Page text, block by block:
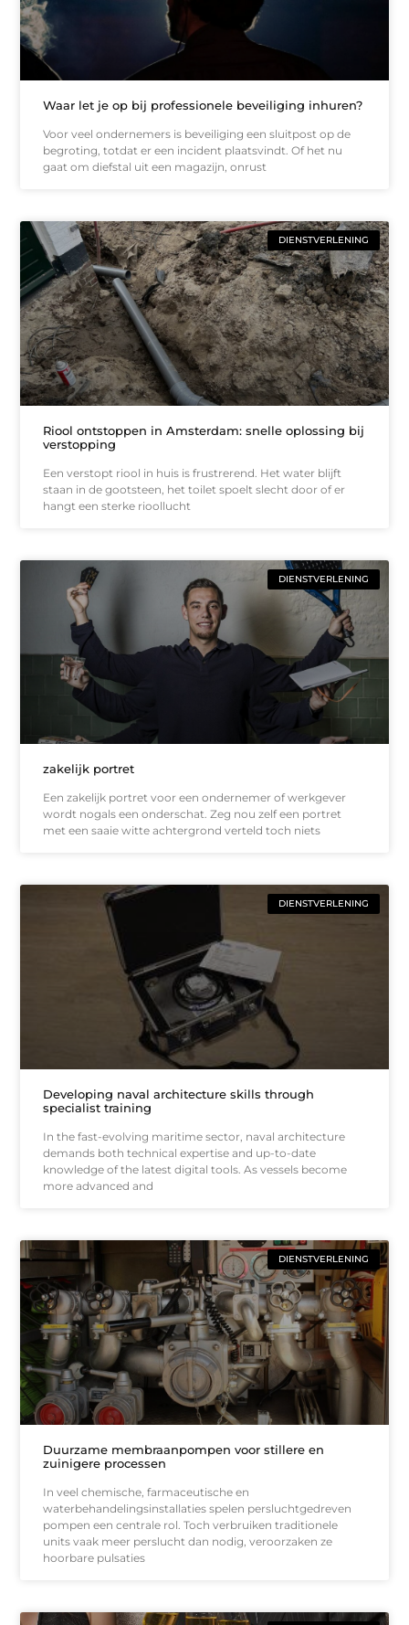
Waar let je op bij professionele beveiliging inhuren?
Voor veel ondernemers is beveiliging een sluitpost op de
begroting, totdat er een incident plaatsvindt. Of het nu
gaat om diefstal uit een magazijn, onrust
DIENSTVERLENING
Riool ontstoppen in Amsterdam: snelle oplossing bij
verstopping
Een verstopt riool in huis is frustrerend. Het water blijft
staan in de gootsteen, het toilet spoelt slecht door of er
hangt een sterke rioollucht
DIENSTVERLENING
zakelijk portret
Een zakelijk portret voor een ondernemer of werkgever
wordt nogals een onderschat. Zeg nou zelf een portret
met een saaie witte achtergrond verteld toch niets
DIENSTVERLENING
Developing naval architecture skills through
specialist training
In the fast-evolving maritime sector, naval architecture
demands both technical expertise and up-to-date
knowledge of the latest digital tools. As vessels become
more advanced and
DIENSTVERLENING
Duurzame membraanpompen voor stillere en
zuinigere processen
In veel chemische, farmaceutische en
waterbehandelingsinstallaties spelen persluchtgedreven
pompen een centrale rol. Toch verbruiken traditionele
units vaak meer perslucht dan nodig, veroorzaken ze
hoorbare pulsaties